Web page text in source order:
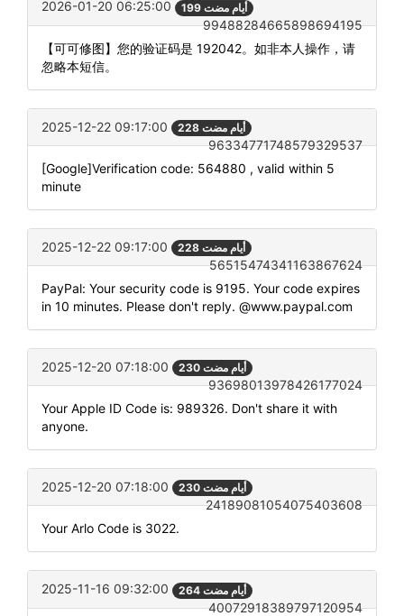
2026-01-20 06:25:00 199 أيام مضت
99488284665898694195
【可可修图】您的验证码是 192042。如非本人操作，请
忽略本短信。
2025-12-22 09:17:00 228 أيام مضت
96334771748579329537
[Google]Verification code: 564880 , valid within 5
minute
2025-12-22 09:17:00 228 أيام مضت
56515474341163867624
PayPal: Your security code is 9195. Your code expires
in 10 minutes. Please don't reply. @www.paypal.com
2025-12-20 07:18:00 230 أيام مضت
93698013978426177024
Your Apple ID Code is: 989326. Don't share it with
anyone.
2025-12-20 07:18:00 230 أيام مضت
24189081054075403608
Your Arlo Code is 3022.
2025-11-16 09:32:00 264 أيام مضت
40072918389797120954